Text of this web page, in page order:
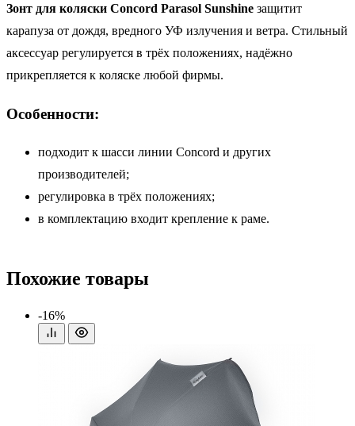
Зонт для коляски Concord Parasol Sunshine защитит
карапуза от дождя, вредного УФ излучения и ветра. Стильный
аксессуар регулируется в трёх положениях, надёжно
прикрепляется к коляске любой фирмы.
Особенности:
подходит к шасси линии Concord и других
производителей;
регулировка в трёх положениях;
в комплектацию входит крепление к раме.
Похожие товары
-16%